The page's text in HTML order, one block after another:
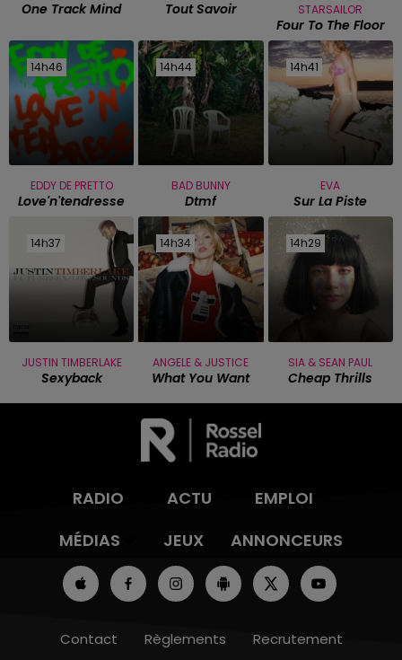
One Track Mind Tout Savoir
STARSAILOR
Four To The Floor
14h46
14h46
EDDY DE PRETTO
Love'n'tendresse
14h44
14h44
BAD BUNNY
Dtmf
14h41
14h41
EVA
Sur La Piste
14h37
14h37
JUSTIN TIMBERLAKE
Sexyback
14h34
14h34
ANGELE & JUSTICE
What You Want
14h29
14h29
SIA & SEAN PAUL
Cheap Thrills
RADIO ACTU
EMPLOI
MÉDIAS
JEUX ANNONCEURS
Contact Règlements Recrutement